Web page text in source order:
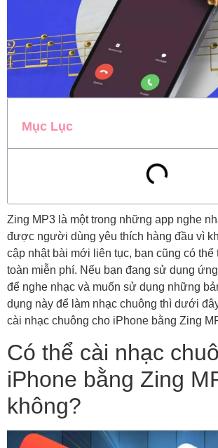
Mục Lục
Zing MP3 là một trong những app nghe
được người dùng yêu thích hàng đầu vì
cập nhật bài mới liên tục, bạn cũng có thể
toàn miễn phí. Nếu bạn đang sử dụng
để nghe nhạc và muốn sử dụng những
dụng này để làm nhạc chuông thì dưới
cài nhạc chuông cho iPhone bằng Zing
Có thể cài nhạc
iPhone bằng Zing
không?